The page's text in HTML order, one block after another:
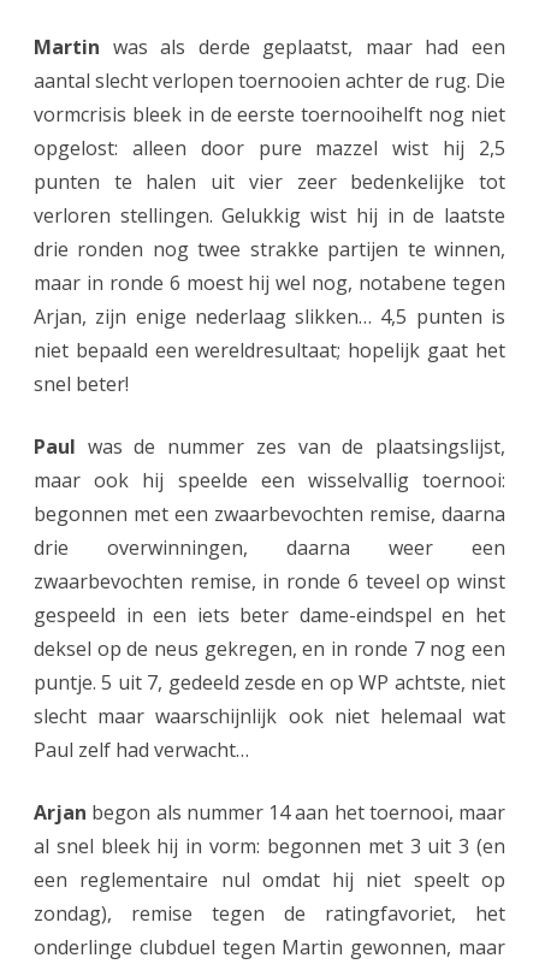
i
n
H
o
g
e
n
Martin was als derde geplaatst, maar had een
aantal slecht verlopen toernooien achter de rug. Die
vormcrisis bleek in de eerste toernooihelft nog niet
opgelost: alleen door pure mazzel wist hij 2,5
punten te halen uit vier zeer bedenkelijke tot
verloren stellingen. Gelukkig wist hij in de laatste
drie ronden nog twee strakke partijen te winnen,
maar in ronde 6 moest hij wel nog, notabene tegen
Arjan, zijn enige nederlaag slikken… 4,5 punten is
niet bepaald een wereldresultaat; hopelijk gaat het
snel beter!
Paul was de nummer zes van de plaatsingslijst,
maar ook hij speelde een wisselvallig toernooi:
begonnen met een zwaarbevochten remise, daarna
drie overwinningen, daarna weer een
zwaarbevochten remise, in ronde 6 teveel op winst
gespeeld in een iets beter dame-eindspel en het
deksel op de neus gekregen, en in ronde 7 nog een
puntje. 5 uit 7, gedeeld zesde en op WP achtste, niet
slecht maar waarschijnlijk ook niet helemaal wat
Paul zelf had verwacht…
Arjan begon als nummer 14 aan het toernooi, maar
al snel bleek hij in vorm: begonnen met 3 uit 3 (en
een reglementaire nul omdat hij niet speelt op
zondag), remise tegen de ratingfavoriet, het
onderlinge clubduel tegen Martin gewonnen, maar